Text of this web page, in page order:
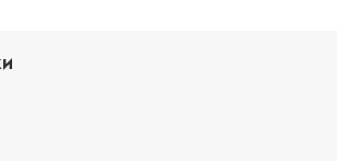
на защиту цепей с напряжением до
отключения до 4,5кА.